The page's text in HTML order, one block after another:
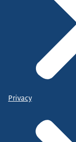
Privacy